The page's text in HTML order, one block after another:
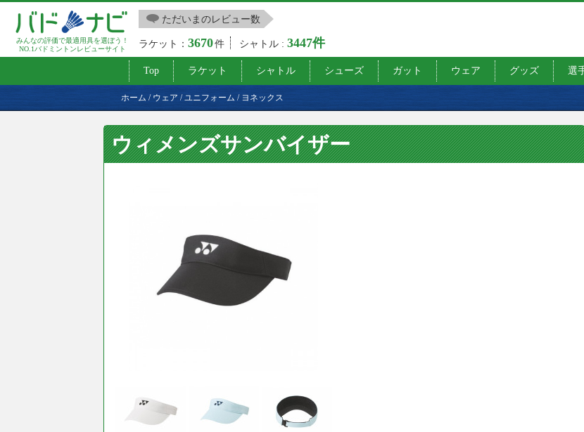
みんなの評価で最適用具を選ぼう！
NO.1バドミントンレビューサイト
ただいまのレビュー数
ラケット：3670件 シャトル :3447件
Top ラケット シャトル シューズ ガット ウェア グッズ 選
ホーム / ウェア / ユニフォーム / ヨネックス
ウィメンズサンバイザー